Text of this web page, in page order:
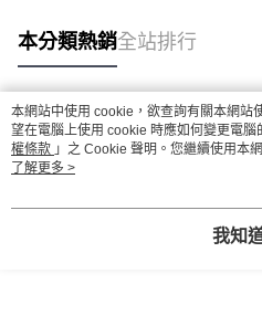
本分類熱銷全站排行
熱門標籤
本網站中使用 cookie，欲查詢有關本網站
望在電腦上使用 cookie 時應如何變更電腦
權條款 」之 Cookie 聲明。您繼續使用本
用條款之 Cookie 聲明使用 cookie。
了解更多 >
我知